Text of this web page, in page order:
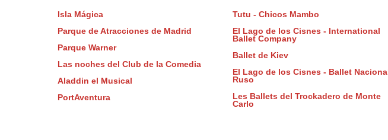
Isla Mágica
Parque de Atracciones de Madrid
Parque Warner
Las noches del Club de la Comedia
Aladdin el Musical
PortAventura
Tutu - Chicos Mambo
El Lago de los Cisnes - International
Ballet Company
Ballet de Kiev
El Lago de los Cisnes - Ballet Nacional
Ruso
Les Ballets del Trockadero de Monte
Carlo